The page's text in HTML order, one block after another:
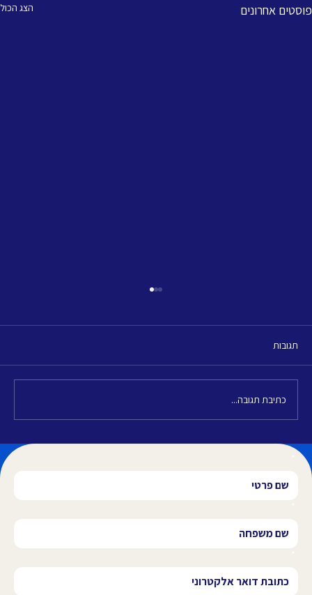
פוסטים אחרונים הצג הכול
תגובות
כתיבת תגובה...